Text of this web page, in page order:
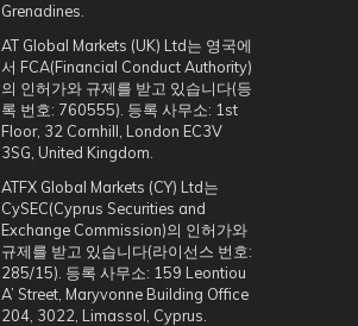
Grenadines.
AT Global Markets (UK) Ltd는 영국에
서 FCA(Financial Conduct Authority)
의 인허가와 규제를 받고 있습니다(등
록 번호: 760555). 등록 사무소: 1st
Floor, 32 Cornhill, London EC3V
3SG, United Kingdom.
ATFX Global Markets (CY) Ltd는
CySEC(Cyprus Securities and
Exchange Commission)의 인허가와
규제를 받고 있습니다(라이선스 번호:
285/15). 등록 사무소: 159 Leontiou
A’ Street, Maryvonne Building Office
204, 3022, Limassol, Cyprus.